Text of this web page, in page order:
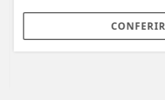
CONFERIR